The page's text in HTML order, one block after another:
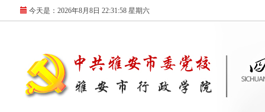
今天是： 2026年8月8日 22:31:58 星期六